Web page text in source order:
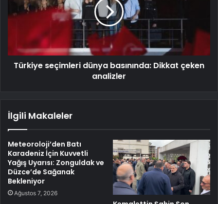
Türkiye seçimleri dünya basınında: Dikkat çeken
analizler
İlgili Makaleler
Meteoroloji’den Batı
Karadeniz İçin Kuvvetli
Yağış Uyarısı: Zonguldak ve
Düzce’de Sağanak
Bekleniyor
Ağustos 7, 2026